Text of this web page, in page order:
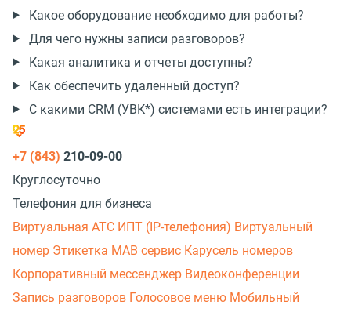
Какое оборудование необходимо для работы?
Для чего нужны записи разговоров?
Какая аналитика и отчеты доступны?
Как обеспечить удаленный доступ?
С какими CRM (УВК*) системами есть интеграции?
+7 (843) 210-09-00
Круглосуточно
Телефония для бизнеса
Виртуальная АТС ИПТ (IP-телефония) Виртуальный
номер Этикетка МАВ сервис Карусель номеров
Корпоративный мессенджер Видеоконференции
Запись разговоров Голосовое меню Мобильный